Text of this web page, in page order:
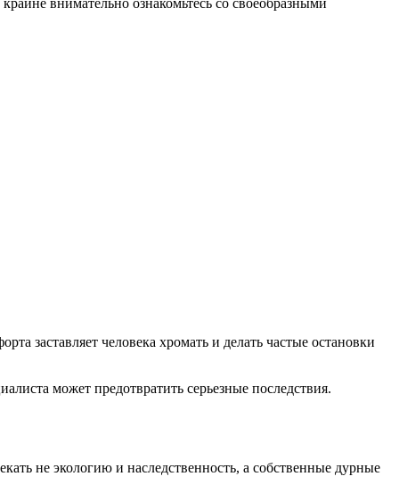
заставляет человека хромать и делать частые остановки
может предотвратить серьезные последствия.
не экологию и наследственность, а собственные дурные